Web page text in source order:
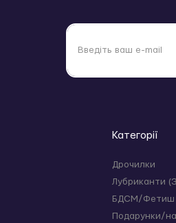
в реальних інтимних ситуаціях.
створений для відповідального
Категорії
Дрочилки
Лубриканти
БДСМ/Фетиш
Подарунки/